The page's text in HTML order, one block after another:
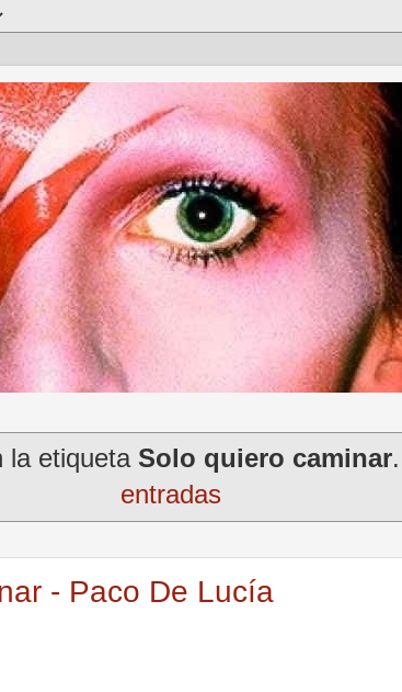
la etiqueta Solo quiero caminar.
entradas
- Paco De Lucía